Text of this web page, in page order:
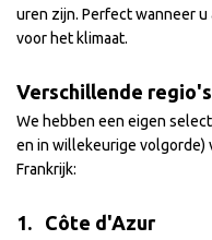
uren zijn. Perfect wanneer
voor het klimaat.
Verschillende
We hebben een eigen
en in willekeurige volgorde)
Frankrijk:
1. Côte d'Azur